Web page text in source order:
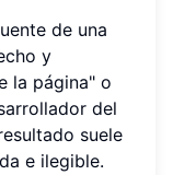
de una
y
la página" o
del
suele
e ilegible.